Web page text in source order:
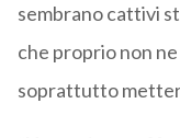
sembrano cattivi
che proprio non
soprattutto